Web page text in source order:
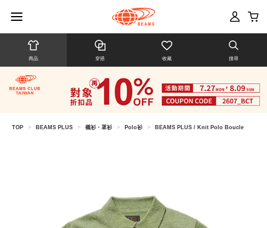
商品 穿搭 收藏 搜尋
TOP > BEAMS PLUS > 襯衫・罩衫 > Polo衫 > BEAMS PLUS / Knit Polo Boucle